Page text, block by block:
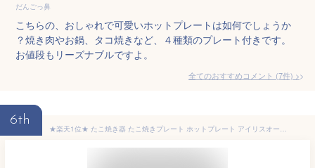
だんごっ鼻
こちらの、おしゃれで可愛いホットプレートは如何でしょうか
？焼き肉やお鍋、タコ焼きなど、４種類のプレート付きです。
お値段もリーズナブルですよ。
全てのおすすめコメント (7件) >
6th
★楽天1位★ たこ焼き器 たこ焼きプレート ホットプレート アイリスオーヤマ タコ焼き器 たこ焼き 着脱式 着脱プレート式 ミニ おしゃれ コンパクト 24穴 フッ素コート 一人暮らし 新生活 ホームパーティ プレゼント ギフト PTY-24-R